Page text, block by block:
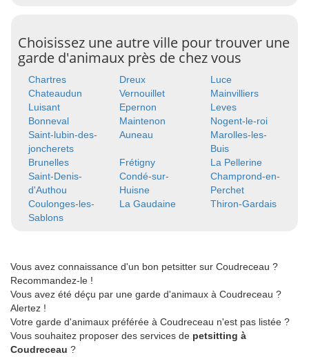
Choisissez une autre ville pour trouver une
garde d'animaux près de chez vous
Chartres Dreux
Luce
Chateaudun
Vernouillet
Mainvilliers
Luisant
Epernon
Leves
Bonneval
Maintenon
Nogent-le-roi
Saint-lubin-des-
joncherets
Auneau
Marolles-les-
Buis
Brunelles
Frétigny
La Pellerine
Saint-Denis-
d'Authou
Condé-sur-
Huisne
Champrond-en-
Perchet
Coulonges-les-
Sablons
La Gaudaine Thiron-Gardais
Vous avez connaissance d'un bon petsitter sur Coudreceau ?
Recommandez-le !
Vous avez été déçu par une garde d'animaux à Coudreceau ?
Alertez !
Votre garde d'animaux préférée à Coudreceau n'est pas listée ?
Vous souhaitez proposer des services de petsitting à
Coudreceau ?